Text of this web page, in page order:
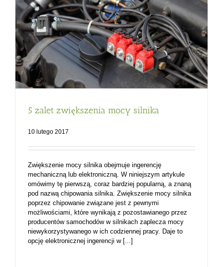
5 zalet zwiększenia mocy silnika
10 lutego 2017
Zwiększenie mocy silnika obejmuje ingerencję
mechaniczną lub elektroniczną. W niniejszym artykule
omówimy tę pierwszą, coraz bardziej popularną, a znaną
pod nazwą chipowania silnika. Zwiększenie mocy silnika
poprzez chipowanie związane jest z pewnymi
możliwościami, które wynikają z pozostawianego przez
producentów samochodów w silnikach zaplecza mocy
niewykorzystywanego w ich codziennej pracy. Daje to
opcję elektronicznej ingerencji w [...]